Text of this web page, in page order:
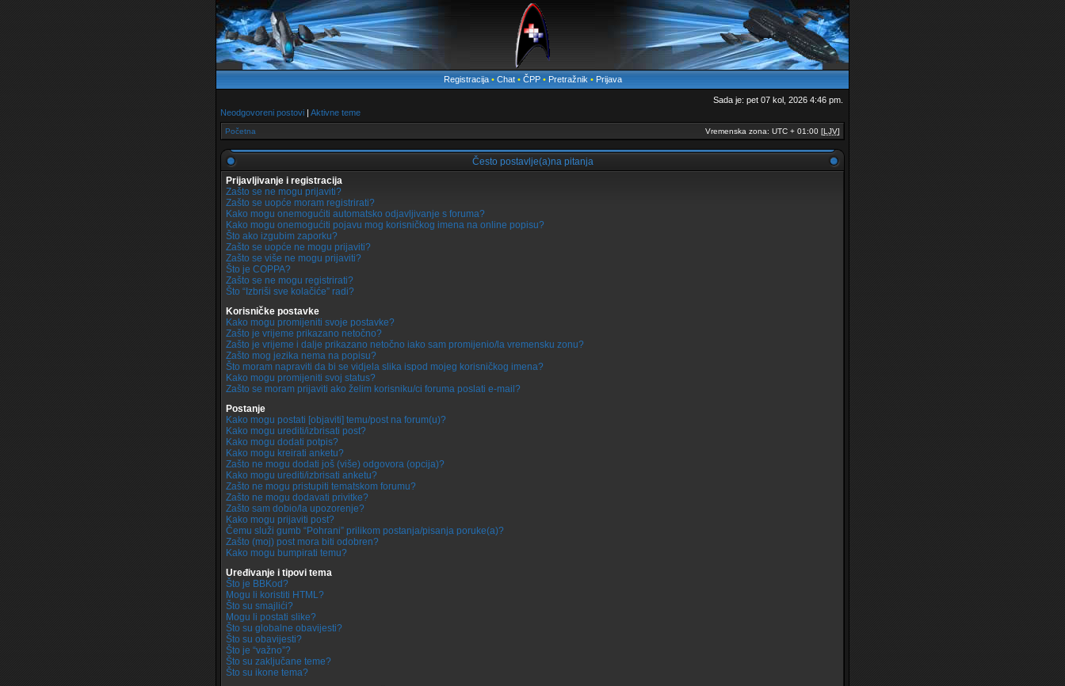
Registracija• Chat • ČPP• Pretražnik • Prijava
Sada je: pet 07 kol, 2026 4:46 pm.
Neodgovoreni postovi | Aktivne teme
Početna Vremenska zona: UTC + 01:00 [LJV]
Često postavlje(a)na pitanja
Prijavljivanje i registracija
Zašto se ne mogu prijaviti?
Zašto se uopće moram registrirati?
Kako mogu onemogućiti automatsko odjavljivanje s foruma?
Kako mogu onemogućiti pojavu mog korisničkog imena na online popisu?
Što ako izgubim zaporku?
Zašto se uopće ne mogu prijaviti?
Zašto se više ne mogu prijaviti?
Što je COPPA?
Zašto se ne mogu registrirati?
Što “Izbriši sve kolačiće” radi?
Korisničke postavke
Kako mogu promijeniti svoje postavke?
Zašto je vrijeme prikazano netočno?
Zašto je vrijeme i dalje prikazano netočno iako sam promijenio/la vremensku zonu?
Zašto mog jezika nema na popisu?
Što moram napraviti da bi se vidjela slika ispod mojeg korisničkog imena?
Kako mogu promijeniti svoj status?
Zašto se moram prijaviti ako želim korisniku/ci foruma poslati e-mail?
Postanje
Kako mogu postati [objaviti] temu/post na forum(u)?
Kako mogu urediti/izbrisati post?
Kako mogu dodati potpis?
Kako mogu kreirati anketu?
Zašto ne mogu dodati još (više) odgovora (opcija)?
Kako mogu urediti/izbrisati anketu?
Zašto ne mogu pristupiti tematskom forumu?
Zašto ne mogu dodavati privitke?
Zašto sam dobio/la upozorenje?
Kako mogu prijaviti post?
Čemu služi gumb “Pohrani” prilikom postanja/pisanja poruke(a)?
Zašto (moj) post mora biti odobren?
Kako mogu bumpirati temu?
Uređivanje i tipovi tema
Što je BBKod?
Mogu li koristiti HTML?
Što su smajlići?
Mogu li postati slike?
Što su globalne obavijesti?
Što su obavijesti?
Što je “važno”?
Što su zaključane teme?
Što su ikone tema?